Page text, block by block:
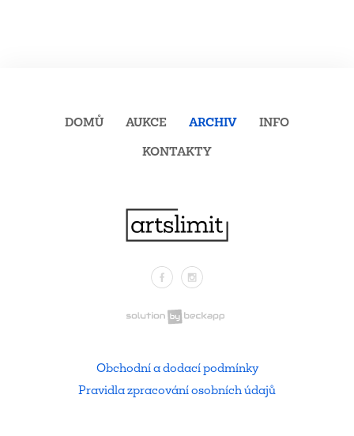
FacebookInstagram
DOMŮ AUKCE ARCHIV
INFO
KONTAKTY
Obchodní a dodací podmínky
Pravidla zpracování osobních údajů